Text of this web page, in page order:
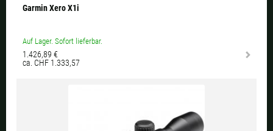
Garmin Xero X1i
Auf Lager. Sofort lieferbar.
1.426,89 €
ca. CHF 1.333,57